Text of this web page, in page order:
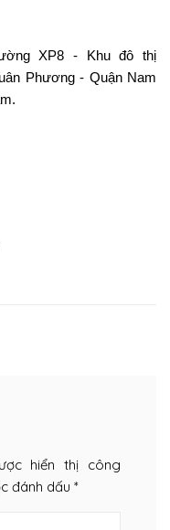
XP8 - Khu đô thị
Phương - Quận Nam
hiển thị công
đánh dấu *